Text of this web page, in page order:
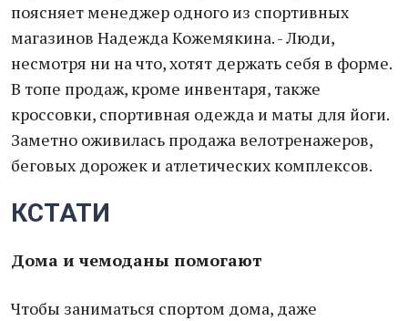
поясняет менеджер одного из спортивных
магазинов Надежда Кожемякина. - Люди,
несмотря ни на что, хотят держать себя в форме.
В топе продаж, кроме инвентаря, также
кроссовки, спортивная одежда и маты для йоги.
Заметно оживилась продажа велотренажеров,
беговых дорожек и атлетических комплексов.
КСТАТИ
Дома и чемоданы помогают
Чтобы заниматься спортом дома, даже